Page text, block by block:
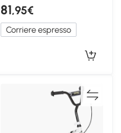
Canestro, Crema
81,95€
Corriere espresso